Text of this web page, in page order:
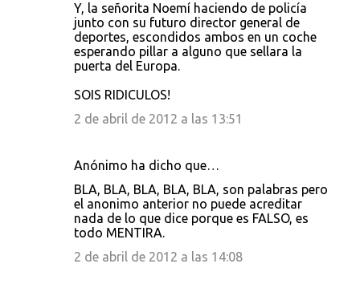
Y, la señorita Noemí haciendo de policía
junto con su futuro director general de
deportes, escondidos ambos en un coche
esperando pillar a alguno que sellara la
puerta del Europa.
SOIS RIDICULOS!
2 de abril de 2012 a las 13:51
Anónimo ha dicho que…
BLA, BLA, BLA, BLA, BLA, son palabras pero
el anonimo anterior no puede acreditar
nada de lo que dice porque es FALSO, es
todo MENTIRA.
2 de abril de 2012 a las 14:08